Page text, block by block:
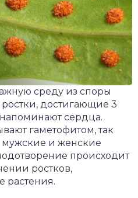
среду из споры
достигающие 3
сердца.
гаметофитом, так
мужские и женские
происходит
ростков,